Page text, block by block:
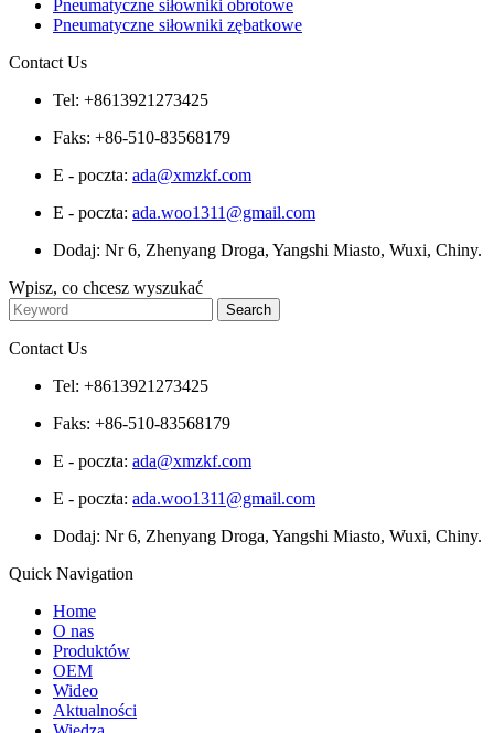
Pneumatyczne siłowniki obrotowe
Pneumatyczne siłowniki zębatkowe
Contact Us
Tel: +8613921273425
Faks: +86-510-83568179
E - poczta: ada@xmzkf.com
E - poczta: ada.woo1311@gmail.com
Dodaj: Nr 6, Zhenyang Droga, Yangshi Miasto, Wuxi, Chiny.
Wpisz, co chcesz wyszukać
Contact Us
Tel: +8613921273425
Faks: +86-510-83568179
E - poczta: ada@xmzkf.com
E - poczta: ada.woo1311@gmail.com
Dodaj: Nr 6, Zhenyang Droga, Yangshi Miasto, Wuxi, Chiny.
Quick Navigation
Home
O nas
Produktów
OEM
Wideo
Aktualności